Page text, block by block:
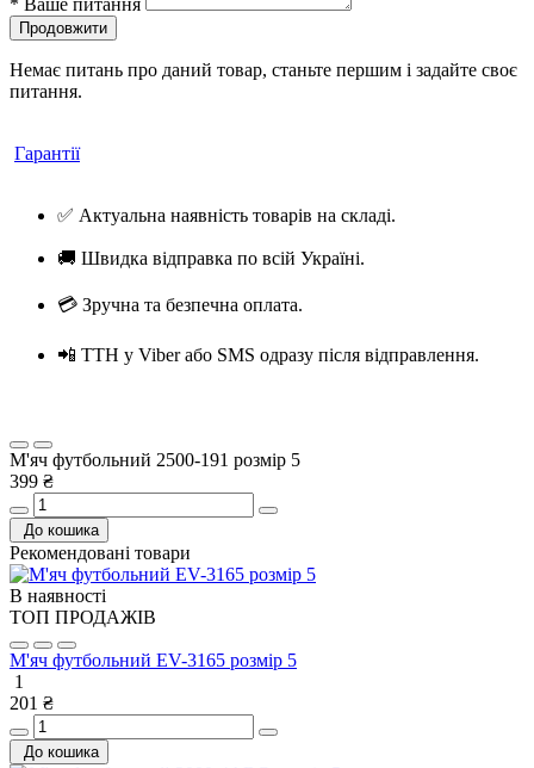
Продовжити
Немає питань про даний товар, станьте першим і задайте своє
питання.
Гарантії
✅ Актуальна наявність товарів на складі.
🚚 Швидка відправка по всій Україні.
💳 Зручна та безпечна оплата.
📲 ТТН у Viber або SMS одразу після відправлення.
М'яч футбольний 2500-191 розмір 5
399 ₴
До кошика
Рекомендовані товари
В наявності
ТОП ПРОДАЖІВ
М'яч футбольний EV-3165 розмір 5
1
201 ₴
До кошика